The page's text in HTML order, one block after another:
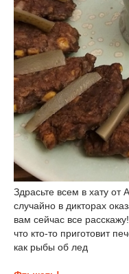
Здрасьте всем в хату от
случайно в дикторах
вам сейчас все
что кто-то приготовит
как рыбы об лед